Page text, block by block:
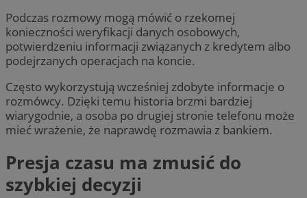
Podczas rozmowy mogą mówić o rzekomej
konieczności weryfikacji danych osobowych,
potwierdzeniu informacji związanych z kredytem albo
podejrzanych operacjach na koncie.
Często wykorzystują wcześniej zdobyte informacje o
rozmówcy. Dzięki temu historia brzmi bardziej
wiarygodnie, a osoba po drugiej stronie telefonu może
mieć wrażenie, że naprawdę rozmawia z bankiem.
Presja czasu ma zmusić do
szybkiej decyzji